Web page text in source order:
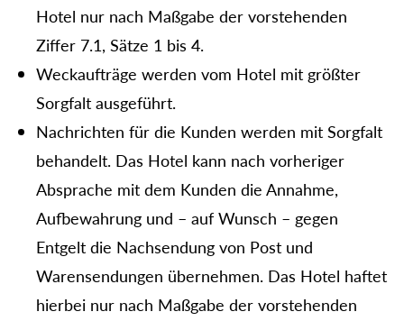
Hotel nur nach Maßgabe der vorstehenden
Ziffer 7.1, Sätze 1 bis 4.
Weckaufträge werden vom Hotel mit größter
Sorgfalt ausgeführt.
Nachrichten für die Kunden werden mit Sorgfalt
behandelt. Das Hotel kann nach vorheriger
Absprache mit dem Kunden die Annahme,
Aufbewahrung und – auf Wunsch – gegen
Entgelt die Nachsendung von Post und
Warensendungen übernehmen. Das Hotel haftet
hierbei nur nach Maßgabe der vorstehenden